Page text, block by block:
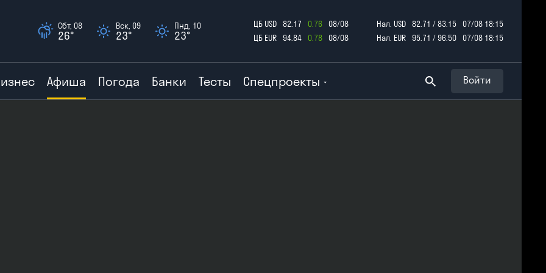
Сбт, 08
26°
Вск, 09
23°
Пнд, 10
23°
ЦБ USD 82.17 0.76
08/08
ЦБ EUR
94.84 0.78 08/08
Нал. USD 82.71 / 83.15
07/08 18:15
Нал. EUR
95.71 / 96.50 07/08 18:15
Афиша Погода Банки Тесты Спецпроекты Войти